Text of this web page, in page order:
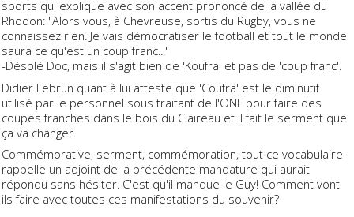
sports qui explique avec son accent prononcé de la vallée du
Rhodon: "Alors vous, à Chevreuse, sortis du Rugby, vous ne
connaissez rien. Je vais démocratiser le football et tout le monde
saura ce qu'est un coup franc..."
-Désolé Doc, mais il s'agit bien de 'Koufra' et pas de 'coup franc'.
Didier Lebrun quant à lui atteste que 'Coufra' est le diminutif
utilisé par le personnel sous traitant de l'ONF pour faire des
coupes franches dans le bois du Claireau et il fait le serment que
ça va changer.
Commémorative, serment, commémoration, tout ce vocabulaire
rappelle un adjoint de la précédente mandature qui aurait
répondu sans hésiter. C'est qu'il manque le Guy! Comment vont
ils faire avec toutes ces manifestations du souvenir?